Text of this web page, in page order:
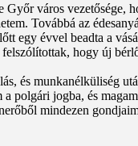
Győr város
Továbbá az
egy évvel beadta a
hogy új
és munkanélküliség
polgári jogba, és
mindezen